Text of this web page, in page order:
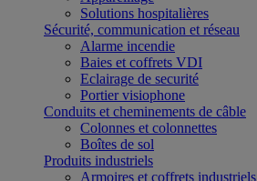
Solutions hospitalières
Sécurité, communication et réseau
Alarme incendie
Baies et coffrets VDI
Eclairage de securité
Portier visiophone
Conduits et cheminements de câble
Colonnes et colonnettes
Boîtes de sol
Produits industriels
Armoires et coffrets industriels